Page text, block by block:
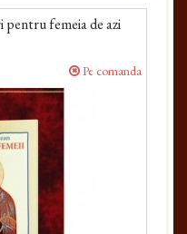
femeia de azi
Pe comanda